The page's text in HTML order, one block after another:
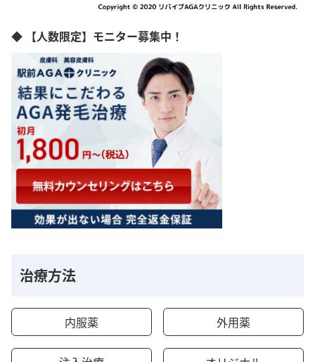
◆ 【人数限定】モニター募集中！
治療方法
内服薬 外用薬